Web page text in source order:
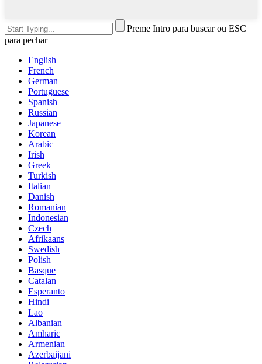
Preme Intro para buscar ou ESC
para pechar
English
French
German
Portuguese
Spanish
Russian
Japanese
Korean
Arabic
Irish
Greek
Turkish
Italian
Danish
Romanian
Indonesian
Czech
Afrikaans
Swedish
Polish
Basque
Catalan
Esperanto
Hindi
Lao
Albanian
Amharic
Armenian
Azerbaijani